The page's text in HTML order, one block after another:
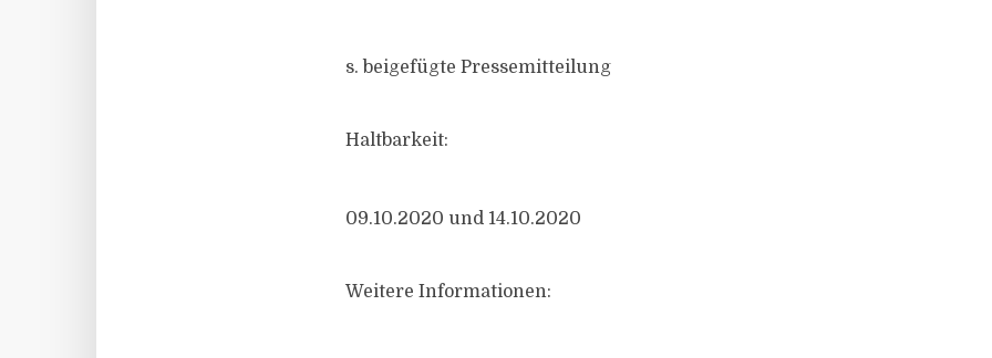
s. beigefügte Pressemitteilung
Haltbarkeit:
09.10.2020 und 14.10.2020
Weitere Informationen: